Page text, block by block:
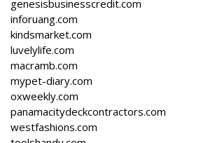
genesisbusinesscredit.com
inforuang.com
kindsmarket.com
luvelylife.com
macramb.com
mypet-diary.com
oxweekly.com
panamacitydeckcontractors.com
westfashions.com